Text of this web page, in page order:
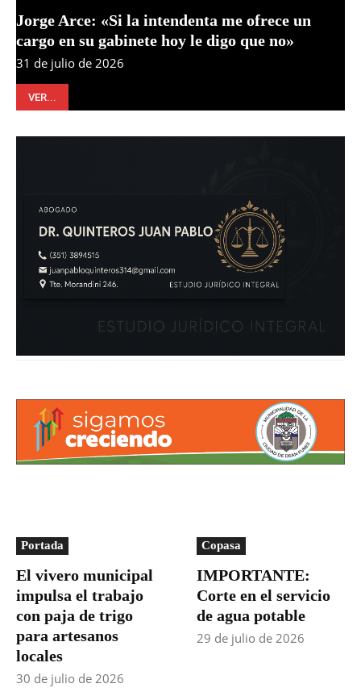
Jorge Arce: «Si la intendenta me ofrece un
cargo en su gabinete hoy le digo que no»
31 de julio de 2026
VER...
Portada
El vivero municipal
impulsa el trabajo
con paja de trigo
para artesanos
locales
30 de julio de 2026
Copasa
IMPORTANTE:
Corte en el servicio
de agua potable
29 de julio de 2026